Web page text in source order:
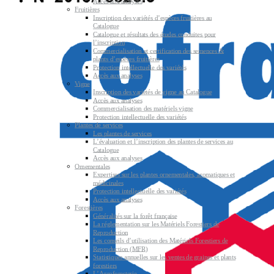
Fruitières
Inscription des variétés d’espèces fruitières au
Catalogue
Catalogue et résultats des études conduites pour
l’inscription
Commercialisation et certification des semences &
plants d’espèces fruitières
Protection intellectuelle des variétés
Accès aux analyses
Vigne
Inscription des variétés de vigne au Catalogue
Accès aux analyses
Commercialisation des matériels vigne
Protection intellectuelle des variétés
Plantes de services
Les plantes de services
L’évaluation et l’inscription des plantes de services au
Catalogue
Accès aux analyses
Ornementales
Expertises sur les plantes ornementales, aromatiques et
médicinales
Protection intellectuelle des variétés
Accès aux analyses
Forestières
Généralités sur la forêt française
La réglementation sur les Matériels Forestiers de
Reproduction
Les conseils d’utilisation des Matériels Forestiers de
Reproduction (MFR)
Statistiques annuelles sur les ventes de graines et plants
forestiers